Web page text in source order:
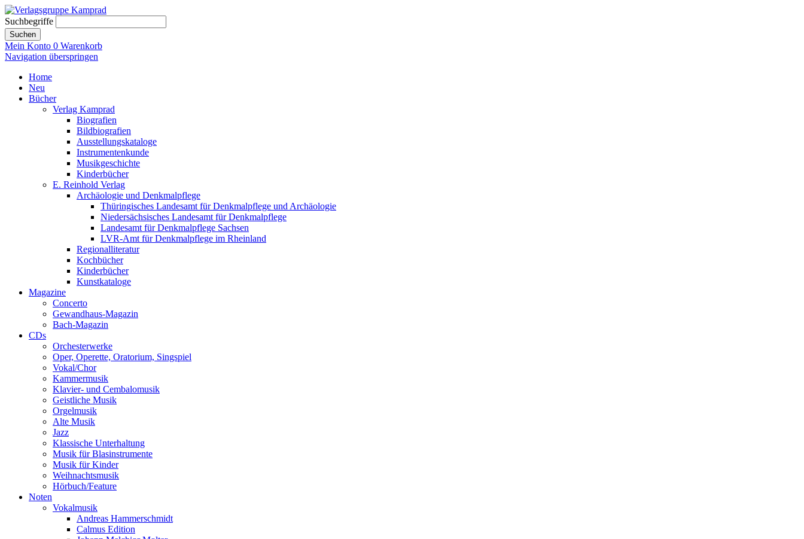
Suchbegriffe
Suchen
Mein Konto 0 Warenkorb
Navigation überspringen
Home
Neu
Bücher
Verlag Kamprad
Biografien
Bildbiografien
Ausstellungskataloge
Instrumentenkunde
Musikgeschichte
Kinderbücher
E. Reinhold Verlag
Archäologie und Denkmalpflege
Thüringisches Landesamt für Denkmalpflege und Archäologie
Niedersächsisches Landesamt für Denkmalpflege
Landesamt für Denkmalpflege Sachsen
LVR-Amt für Denkmalpflege im Rheinland
Regionalliteratur
Kochbücher
Kinderbücher
Kunstkataloge
Magazine
Concerto
Gewandhaus-Magazin
Bach-Magazin
CDs
Orchesterwerke
Oper, Operette, Oratorium, Singspiel
Vokal/Chor
Kammermusik
Klavier- und Cembalomusik
Geistliche Musik
Orgelmusik
Alte Musik
Jazz
Klassische Unterhaltung
Musik für Blasinstrumente
Musik für Kinder
Weihnachtsmusik
Hörbuch/Feature
Noten
Vokalmusik
Andreas Hammerschmidt
Calmus Edition